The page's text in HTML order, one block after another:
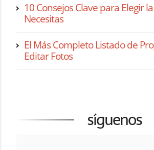
10 Consejos Clave para Elegir
Necesitas
El Más Completo Listado de
Editar Fotos
síguenos